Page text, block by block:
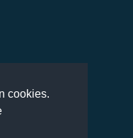
cookies.